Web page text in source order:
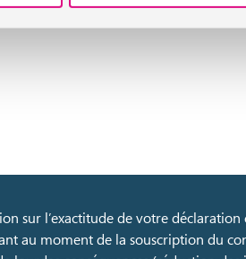
sur l’exactitude de votre
au moment de la souscription du